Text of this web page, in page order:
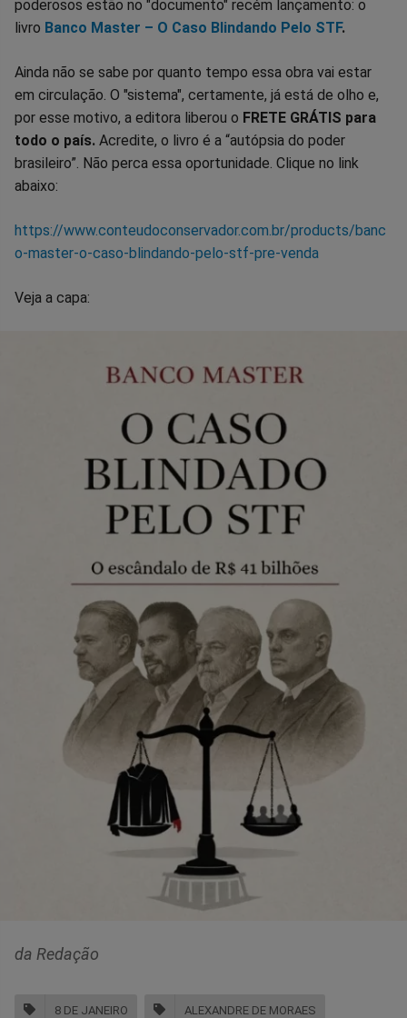
poderosos estão no "documento" recém lançamento: o
livro Banco Master – O Caso Blindando Pelo STF.
Ainda não se sabe por quanto tempo essa obra vai estar
em circulação. O "sistema", certamente, já está de olho e,
por esse motivo, a editora liberou o FRETE GRÁTIS para
todo o país. Acredite, o livro é a “autópsia do poder
brasileiro”. Não perca essa oportunidade. Clique no link
abaixo:
https://www.conteudoconservador.com.br/products/banc
o-master-o-caso-blindando-pelo-stf-pre-venda
Veja a capa:
da Redação
8 DE JANEIRO ALEXANDRE DE MORAES